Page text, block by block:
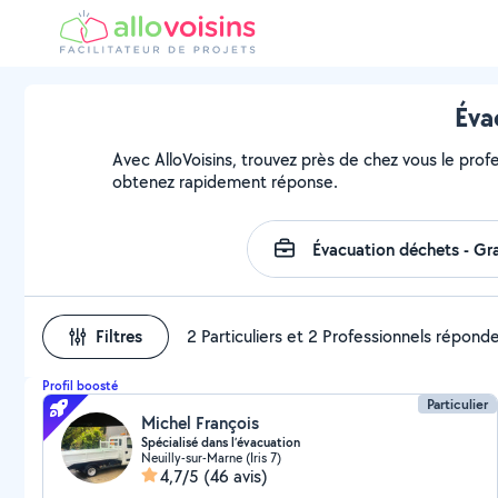
Avec AlloVoisins, trouvez près de chez vous le
obtenez rapidement réponse.
Filtres 2 Particuliers et 2 Professionnels
Profil boosté
Particulier
Michel François
Spécialisé dans l’évacuation
Neuilly-sur-Marne (Iris 7)
4,7/5 (46 avis)